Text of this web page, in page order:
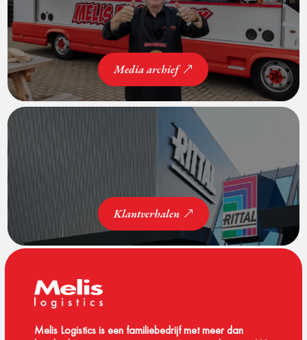
Media archief
Klantverhalen
Melis Logistics is een familiebedrijf met meer dan